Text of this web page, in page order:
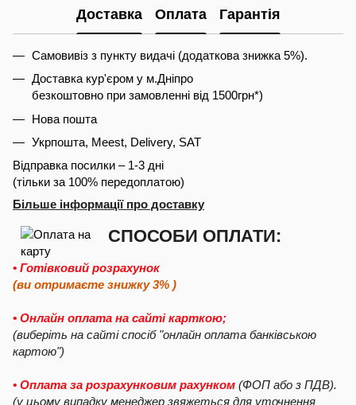
Доставка Оплата Гарантія
Самовивіз з пункту видачі (додаткова знижка 5%).
Доставка кур'єром у м.Дніпро
безкоштовно при замовленні від 1500грн*)
Нова пошта
Укрпошта, Meest, Delivery, SAT
Відправка посилки – 1-3 дні
(тільки за 100% передоплатою)
Більше інформації про доставку
СПОСОБИ ОПЛАТИ:
• Готівковий розрахунок
(ви отримаєте знижку 3% )
• Онлайн оплата на сайті карткою;
(виберіть на сайті спосіб "онлайн оплата банківською
картою")
• Оплата за розрахунковим рахунком (ФОП або з ПДВ).
(у цьому випадку менеджер звяжеться для уточнення